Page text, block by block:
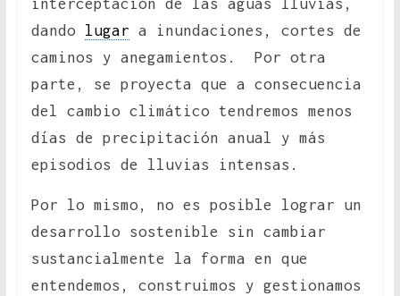
interceptación de las aguas lluvias,
dando lugar a inundaciones, cortes de
caminos y anegamientos. Por otra
parte, se proyecta que a consecuencia
del cambio climático tendremos menos
días de precipitación anual y más
episodios de lluvias intensas.
Por lo mismo, no es posible lograr un
desarrollo sostenible sin cambiar
sustancialmente la forma en que
entendemos, construimos y gestionamos